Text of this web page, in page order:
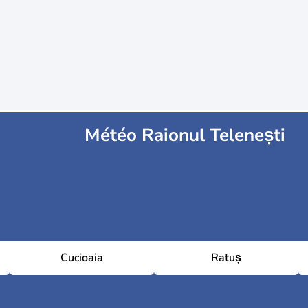
Météo Raionul Telenești
Cucioaia Ratuș